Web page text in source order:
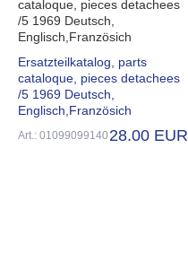
Ersatzteilkatalog, parts
cataloque, pieces detachees
/5 1969 Deutsch,
Englisch,Französich
Art.: 01099099140 28.00 EUR